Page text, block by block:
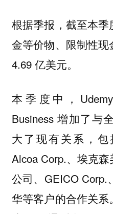
根据季报，截至本
金等价物、限制性
4.69 亿美元。
本季度中，
Business 增加了与
大了现有关系，包
Alcoa Corp.、埃克
公司、GEICO Corp.
华等客户的合作关系